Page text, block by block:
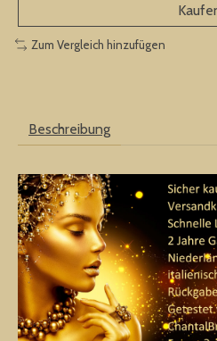
Zum Vergleich hinzufügen
Beschreibung